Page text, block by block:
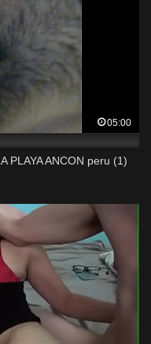
05:00
PLAYA ANCON peru (1)